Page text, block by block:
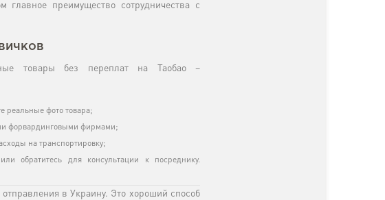
преимущество сотрудничества с
товары без переплат на Таобао –
реальные фото товара;
форвардинговыми фирмами;
на транспортировку;
обратитесь для консультации к посреднику.
в Украину. Это хороший способ